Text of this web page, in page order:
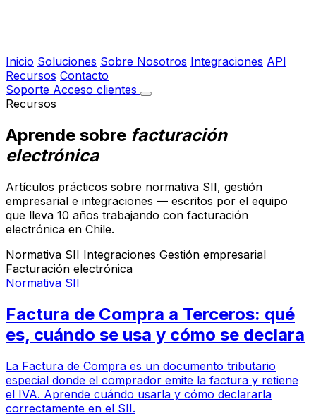
Inicio Soluciones Sobre Nosotros Integraciones API
Recursos Contacto
Soporte Acceso clientes
Recursos
Aprende sobre facturación
electrónica
Artículos prácticos sobre normativa SII, gestión
empresarial e integraciones — escritos por el equipo
que lleva 10 años trabajando con facturación
electrónica en Chile.
Normativa SII Integraciones Gestión empresarial
Facturación electrónica
Normativa SII
Factura de Compra a Terceros: qué
es, cuándo se usa y cómo se declara
La Factura de Compra es un documento tributario
especial donde el comprador emite la factura y retiene
el IVA. Aprende cuándo usarla y cómo declararla
correctamente en el SII.